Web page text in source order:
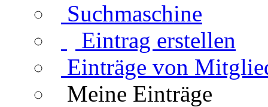
Suchmaschine
Eintrag erstellen
Einträge von
Meine Einträge